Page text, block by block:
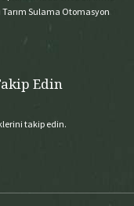
Sulama Otomasyon
Edin
takip edin.